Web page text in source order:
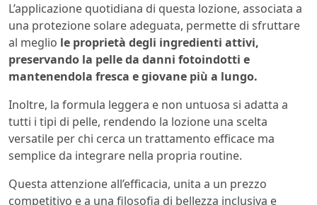
L’applicazione quotidiana di questa lozione, associata a
una protezione solare adeguata, permette di sfruttare
al meglio le proprietà degli ingredienti attivi,
preservando la pelle da danni fotoindotti e
mantenendola fresca e giovane più a lungo.
Inoltre, la formula leggera e non untuosa si adatta a
tutti i tipi di pelle, rendendo la lozione una scelta
versatile per chi cerca un trattamento efficace ma
semplice da integrare nella propria routine.
Questa attenzione all’efficacia, unita a un prezzo
competitivo e a una filosofia di bellezza inclusiva e